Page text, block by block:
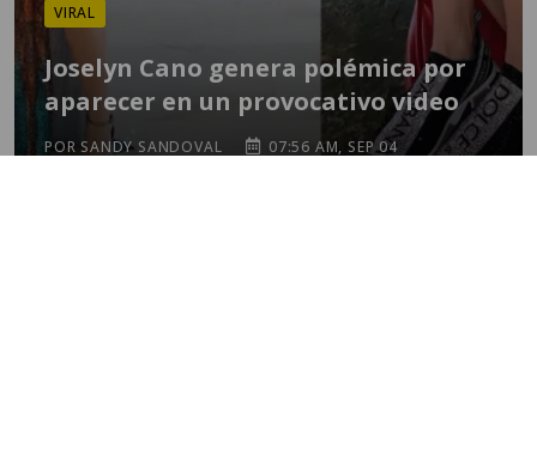
VIRAL
Joselyn Cano genera polémica por
aparecer en un provocativo video
POR SANDY SANDOVAL 07:56 AM, SEP 04